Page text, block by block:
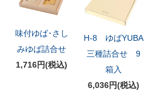
味付ゆば･さし
みゆば詰合せ
1,716円(税込)
H-8 ゆばYUBA
三種詰合せ 9
箱入
6,036円(税込)